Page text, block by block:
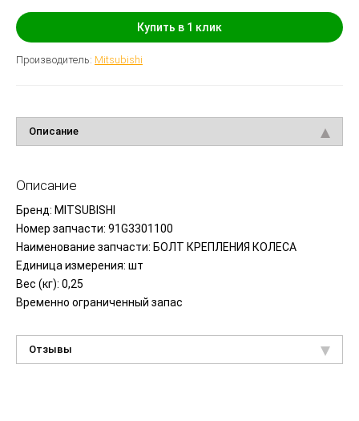
Купить в 1 клик
Производитель: Mitsubishi
Описание
Описание
Бренд: MITSUBISHI
Номер запчасти: 91G3301100
Наименование запчасти: БОЛТ КРЕПЛЕНИЯ КОЛЕСА
Единица измерения: шт
Вес (кг): 0,25
Временно ограниченный запас
Отзывы